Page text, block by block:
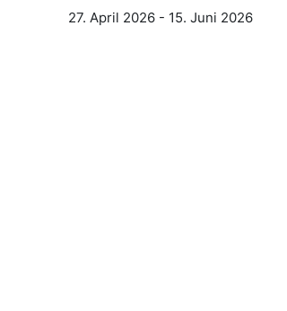
27. April 2026 - 15. Juni 2026